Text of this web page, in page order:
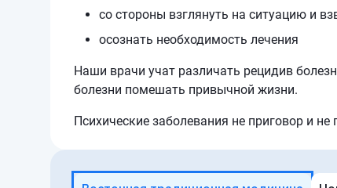
со стороны взглянуть на ситуацию и
осознать необходимость лечения
Наши врачи учат различать рецидив
болезни помешать привычной жизни.
Психические заболевания не приговор и